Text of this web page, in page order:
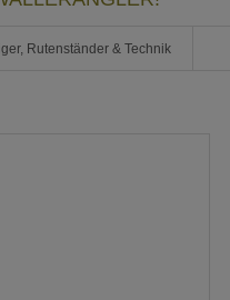
Rutenständer & Technik